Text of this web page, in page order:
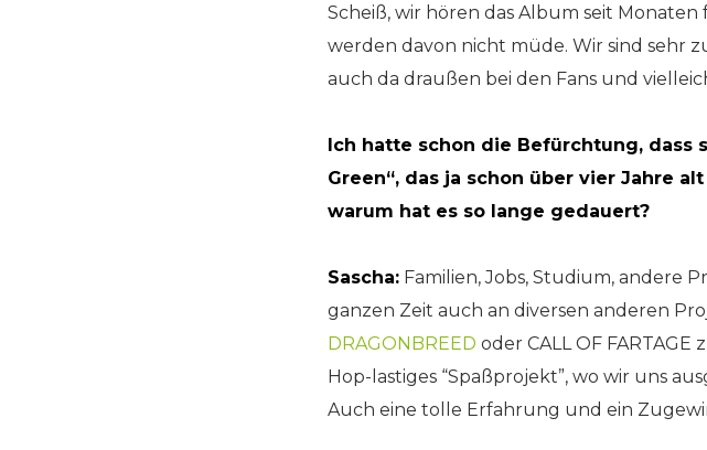
Scheiß, wir hören das Album seit
werden davon nicht müde. Wir sind sehr
auch da draußen bei den Fans und
Ich hatte schon die Befürchtung, dass
Green“, das ja schon über vier Jahre
warum hat es so lange gedauert?
Sascha: Familien, Jobs, Studium, andere
ganzen Zeit auch an diversen anderen
DRAGONBREED oder CALL OF
Hop-lastiges “Spaßprojekt”, wo wir uns
Auch eine tolle Erfahrung und ein